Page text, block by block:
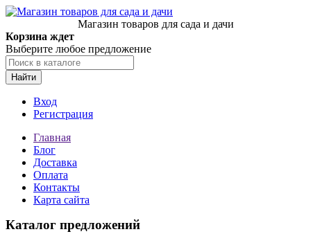
Магазин товаров для сада и дачи
Корзина ждет
Выберите любое предложение
Найти
Вход
Регистрация
Главная
Блог
Доставка
Оплата
Контакты
Карта сайта
Каталог предложений